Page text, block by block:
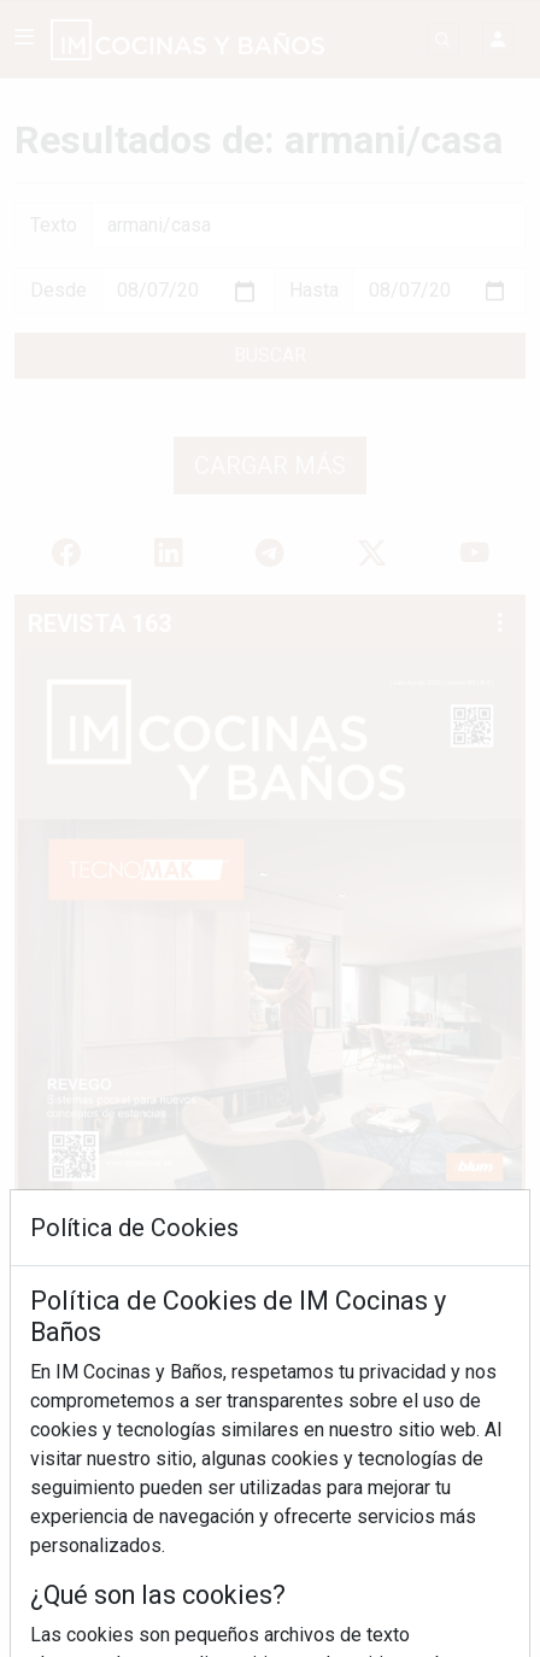
Política de Cookies
Política de Cookies de IM Cocinas y
Baños
En IM Cocinas y Baños, respetamos tu privacidad y nos
comprometemos a ser transparentes sobre el uso de
cookies y tecnologías similares en nuestro sitio web. Al
visitar nuestro sitio, algunas cookies y tecnologías de
seguimiento pueden ser utilizadas para mejorar tu
experiencia de navegación y ofrecerte servicios más
personalizados.
¿Qué son las cookies?
Las cookies son pequeños archivos de texto